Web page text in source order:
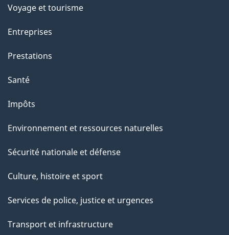
g
e
Voyage et tourisme
Entreprises
Prestations
Santé
Impôts
Environnement et ressources naturelles
Sécurité nationale et défense
Culture, histoire et sport
Services de police, justice et urgences
Transport et infrastructure